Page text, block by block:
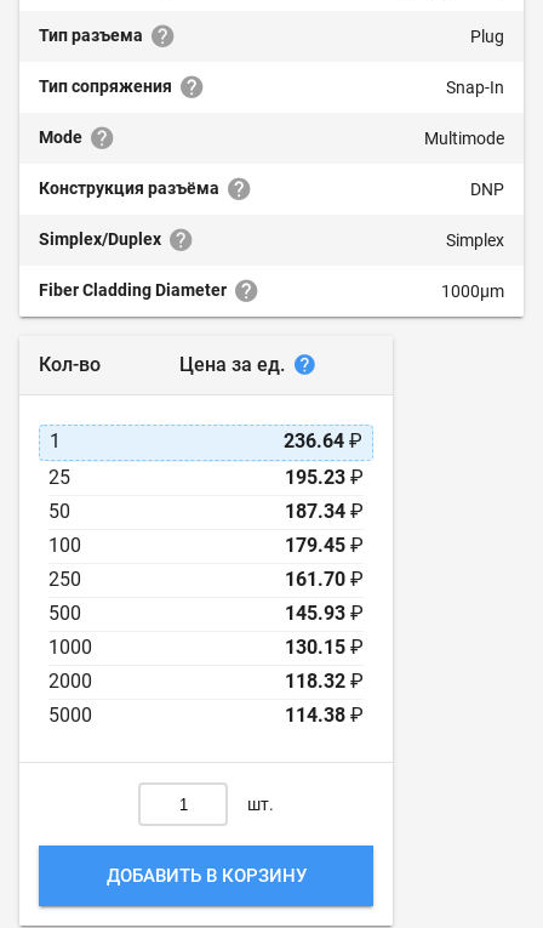
Тип разъема Plug
Тип сопряжения Snap-In
Mode Multimode
Конструкция разъёма DNP
Simplex/Duplex Simplex
Fiber Cladding Diameter 1000µm
Кол-во Цена за ед.
1 236.64 ₽
25
195.23 ₽
50
187.34 ₽
100
179.45 ₽
250
161.70 ₽
500
145.93 ₽
1000
130.15 ₽
2000
118.32 ₽
5000
114.38 ₽
шт.
ДОБАВИТЬ В КОРЗИНУ